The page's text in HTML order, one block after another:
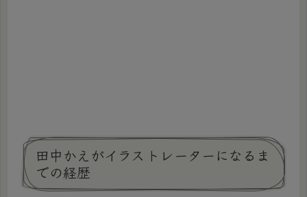
田中かえがイラストレーターになるま
での経歴